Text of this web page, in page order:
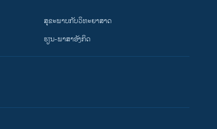
ສຸຂະພາບກັບວິທະຍາສາດ
ຮຽນ-ພາສາອັງກິດ